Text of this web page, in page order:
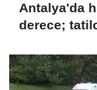
Antalya'da
derece;